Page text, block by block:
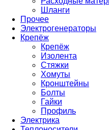
Шланги
Прочее
Электрогенераторы
Крепёж
Крепёж
Изолента
Стяжки
Хомуты
Кронштейны
Болты
Гайки
Профиль
Электрика